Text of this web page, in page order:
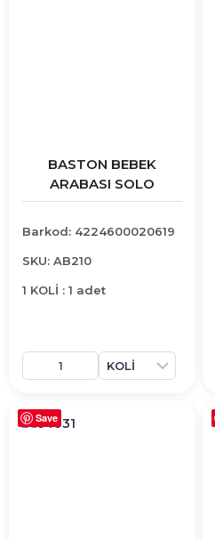
BASTON BEBEK
ARABASI SOLO
Barkod: 4224600020619
SKU: AB210
1 KOLİ : 1 adet
Save